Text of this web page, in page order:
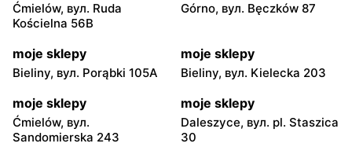
Ćmielów, вул. Ruda
Kościelna 56B
Górno, вул. Bęczków 87
moje sklepy
Bieliny, вул. Porąbki 105A
moje sklepy
Bieliny, вул. Kielecka 203
moje sklepy
Ćmielów, вул.
Sandomierska 243
moje sklepy
Daleszyce, вул. pl. Staszica
30